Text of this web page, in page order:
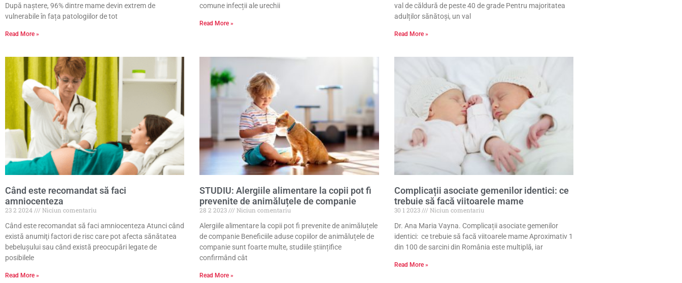
După naștere, 96% dintre mame devin extrem de
vulnerabile în fața patologiilor de tot
Read More »
comune infecții ale urechii
Read More »
val de căldură de peste 40 de grade Pentru majoritatea
adulților sănătoși, un val
Read More »
Când este recomandat să faci
amniocenteza
23 2 2024
Niciun comentariu
Când este recomandat să faci amniocenteza Atunci când
există anumiţi factori de risc care pot afecta sănătatea
bebelușului sau când există preocupări legate de
posibilele
Read More »
STUDIU: Alergiile alimentare la copii pot fi
prevenite de animăluțele de companie
28 2 2023
Niciun comentariu
Alergiile alimentare la copii pot fi prevenite de animăluțele
de companie Beneficiile aduse copiilor de animăluțele de
companie sunt foarte multe, studiile științifice
confirmând cât
Read More »
Complicații asociate gemenilor identici: ce
trebuie să facă viitoarele mame
30 1 2023
Niciun comentariu
Dr. Ana Maria Vayna. Complicații asociate gemenilor
identici: ce trebuie să facă viitoarele mame Aproximativ 1
din 100 de sarcini din România este multiplă, iar
Read More »